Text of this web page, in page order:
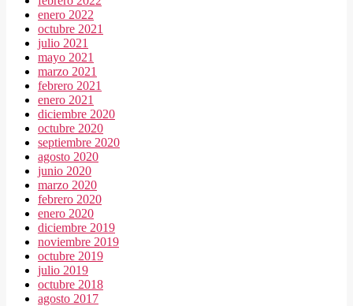
enero 2022
octubre 2021
julio 2021
mayo 2021
marzo 2021
febrero 2021
enero 2021
diciembre 2020
octubre 2020
septiembre 2020
agosto 2020
junio 2020
marzo 2020
febrero 2020
enero 2020
diciembre 2019
noviembre 2019
octubre 2019
julio 2019
octubre 2018
agosto 2017